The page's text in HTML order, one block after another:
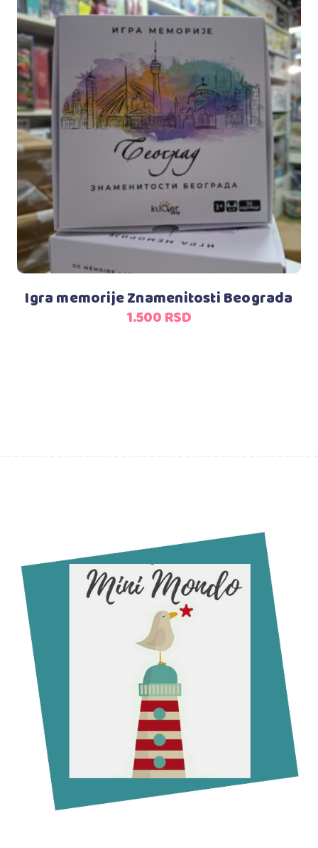
Dodaj u korpu
Igra memorije Znamenitosti Beograda
1.500RSD